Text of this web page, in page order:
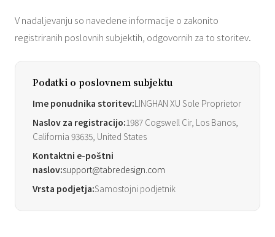
V nadaljevanju so navedene informacije o zakonito
registriranih poslovnih subjektih, odgovornih za to storitev.
Podatki o poslovnem subjektu
Ime ponudnika storitev:LINGHAN XU Sole Proprietor
Naslov za registracijo:1987 Cogswell Cir, Los Banos,
California 93635, United States
Kontaktni e-poštni
naslov:support@tabredesign.com
Vrsta podjetja:Samostojni podjetnik